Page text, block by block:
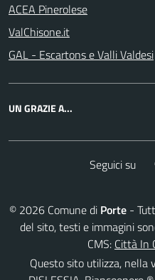
ACEA Pinerolese
ValChisone.it
GAL - Escartons e Valli Valdesi
UN GRAZIE A...
Seguici su
© 2026 Comune di Porte -
del sito, testi e immagini
CMS: Città In
Questo sito utilizza, nella